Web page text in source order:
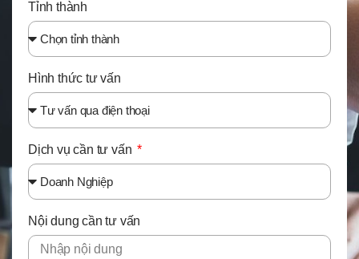
Tỉnh thành
Hình thức tư vấn
Dịch vụ cần tư vấn
Nội dung cần tư vấn